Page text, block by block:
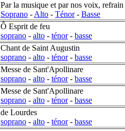
Par la musique et par nos voix,
Soprano -Alto - Ténor- Basse
Ô Esprit de feu
soprano - alto - ténor- basse
Chant de Saint Augustin
soprano - alto - ténor- basse
Messe de Sant'Apollinare
soprano - alto - ténor- basse
Messe de Sant'Apollinare
soprano - alto - ténor- basse
de Lourdes
soprano - alto - ténor- basse